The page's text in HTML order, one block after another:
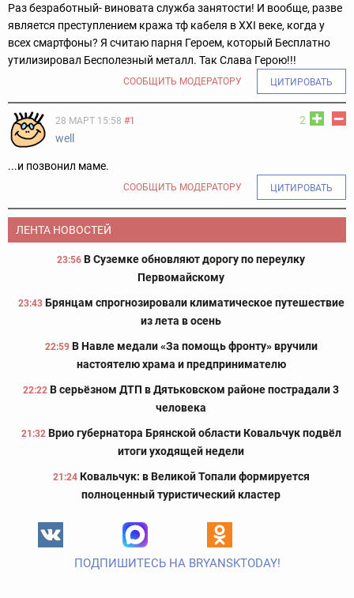
Раз безработный- виновата служба занятости! И вообще, разве
является преступлением кража тф кабеля в XXI веке, когда у
всех смартфоны? Я считаю парня Героем, который Бесплатно
утилизировал Бесполезный металл. Так Слава Герою!!!
СООБЩИТЬ МОДЕРАТОРУ ЦИТИРОВАТЬ
2
28 МАРТ 15:58 #1
well
...и позвонил маме.
СООБЩИТЬ МОДЕРАТОРУ ЦИТИРОВАТЬ
ЛЕНТА НОВОСТЕЙ
23:56 В Суземке обновляют дорогу по переулку
Первомайскому
23:43 Брянцам спрогнозировали климатическое путешествие
из лета в осень
22:59 В Навле медали «За помощь фронту» вручили
настоятелю храма и предпринимателю
22:22 В серьёзном ДТП в Дятьковском районе пострадали 3
человека
21:32 Врио губернатора Брянской области Ковальчук подвёл
итоги уходящей недели
21:24 Ковальчук: в Великой Топали формируется
полноценный туристический кластер
ПОДПИШИТЕСЬ НА BRYANSKTODAY!